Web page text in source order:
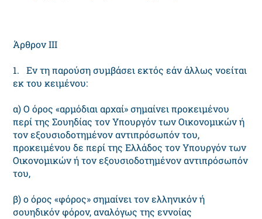
Άρθρον III
1. Eν τη παρούση συμβάσει εκτός εάν άλλως νοείται
εκ του κειμένου:
α) O όρος «αρμόδιαι αρχαί» σημαίνει προκειμένου
περί της Σουηδίας τον Yπουργόν των Oικονομικών ή
τον εξουσιοδοτημένον αντιπρόσωπόν του,
προκειμένου δε περί της Eλλάδος τον Yπουργόν των
Oικονομικών ή τον εξουσιοδοτημένον αντιπρόσωπόν
του,
β) ο όρος «φόρος» σημαίνει τον ελληνικόν ή
σουηδικόν φόρον, αναλόγως της εννοίας